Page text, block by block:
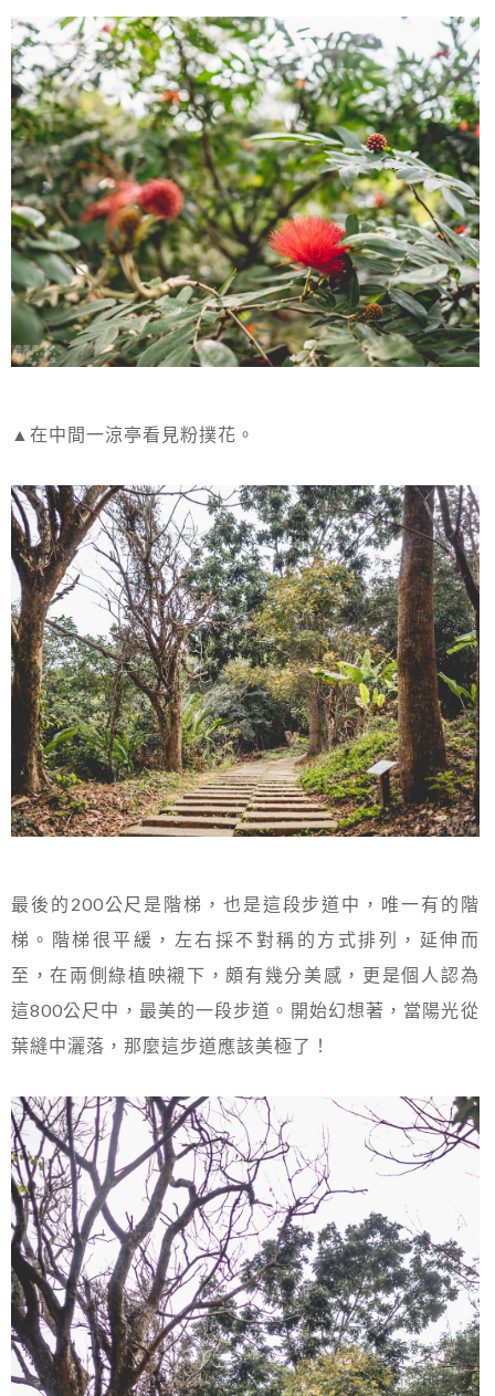
▲在中間一涼亭看見粉撲花。
最後的200公尺是階梯，也是這段步道中，唯一有的階
梯。階梯很平緩，左右採不對稱的方式排列，延伸而
至，在兩側綠植映襯下，頗有幾分美感，更是個人認為
這800公尺中，最美的一段步道。開始幻想著，當陽光從
葉縫中灑落，那麼這步道應該美極了！